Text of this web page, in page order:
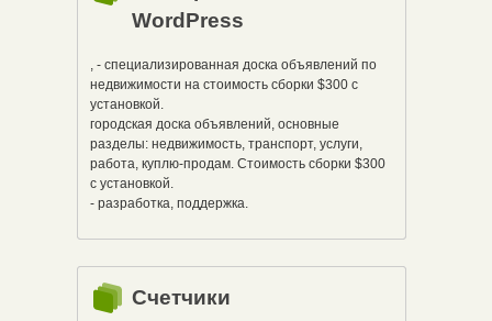
WordPress
, - специализированная доска объявлений по
недвижимости на стоимость сборки $300 с
установкой.
городская доска объявлений, основные
разделы: недвижимость, транспорт, услуги,
работа, куплю-продам. Стоимость сборки $300
с установкой.
- разработка, поддержка.
Счетчики